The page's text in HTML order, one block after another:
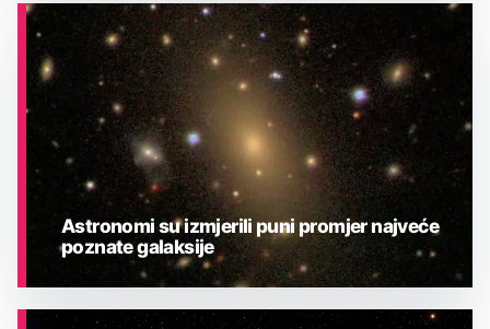
ASTRONOMIJA
Astronomi su izmjerili puni promjer najveće
poznate galaksije